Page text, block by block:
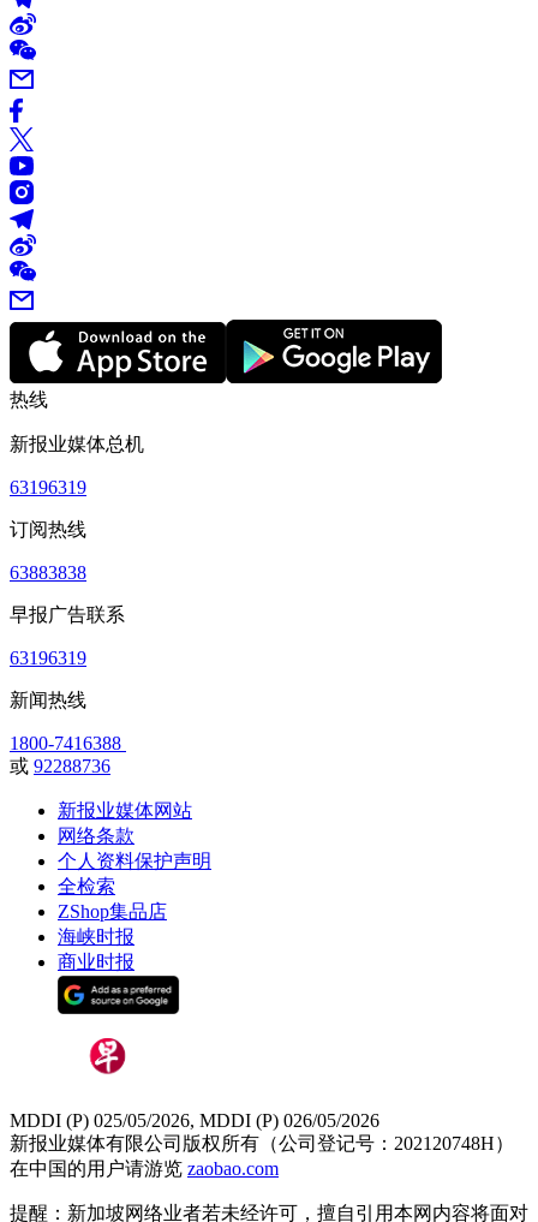
热线
新报业媒体总机
63196319
订阅热线
63883838
早报广告联系
63196319
新闻热线
1800-7416388
或 92288736
新报业媒体网站
网络条款
个人资料保护声明
全检索
ZShop集品店
海峡时报
商业时报
MDDI (P) 025/05/2026, MDDI (P) 026/05/2026
新报业媒体有限公司版权所有（公司登记号：202120748H）
在中国的用户请游览 zaobao.com
提醒：新加坡网络业者若未经许可，擅自引用本网内容将面对